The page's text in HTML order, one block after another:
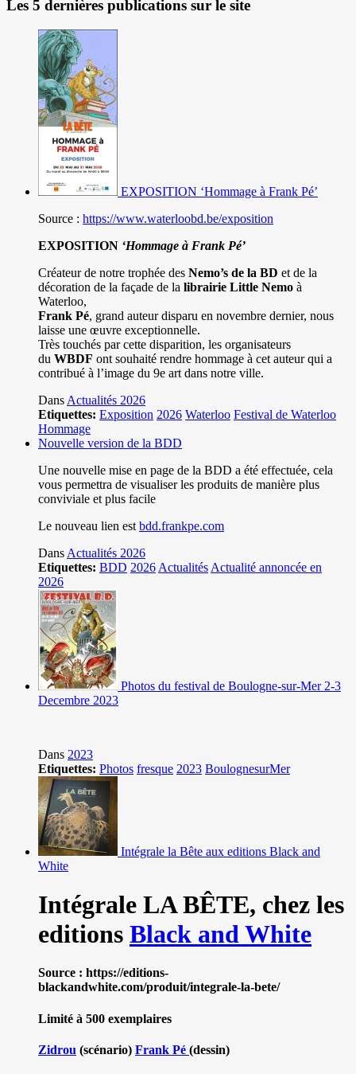
Les 5 dernières publications sur le site
EXPOSITION ‘Hommage à Frank Pé’
Source : https://www.waterloobd.be/exposition
EXPOSITION ‘Hommage à Frank Pé’
Créateur de notre trophée des Nemo’s de la BD et de la
décoration de la façade de la librairie Little Nemo à
Waterloo,
Frank Pé, grand auteur disparu en novembre dernier, nous
laisse une œuvre exceptionnelle.
Très touchés par cette disparition, les organisateurs
du WBDF ont souhaité rendre hommage à cet auteur qui a
contribué à l’image du 9e art dans notre ville.
Dans Actualités 2026
Etiquettes: Exposition 2026 Waterloo Festival de Waterloo
Hommage
Nouvelle version de la BDD
Une nouvelle mise en page de la BDD a été effectuée, cela
vous permettra de visualiser les produits de manière plus
conviviale et plus facile
Le nouveau lien est bdd.frankpe.com
Dans Actualités 2026
Etiquettes: BDD 2026 Actualités Actualité annoncée en
2026
Photos du festival de Boulogne-sur-Mer 2-3
Decembre 2023
Dans 2023
Etiquettes: Photos fresque 2023 BoulognesurMer
Intégrale la Bête aux editions Black and
White
Intégrale LA BÊTE, chez les
editions Black and White
Source : https://editions-
blackandwhite.com/produit/integrale-la-bete/
Limité à 500 exemplaires
Zidrou (scénario) Frank Pé (dessin)